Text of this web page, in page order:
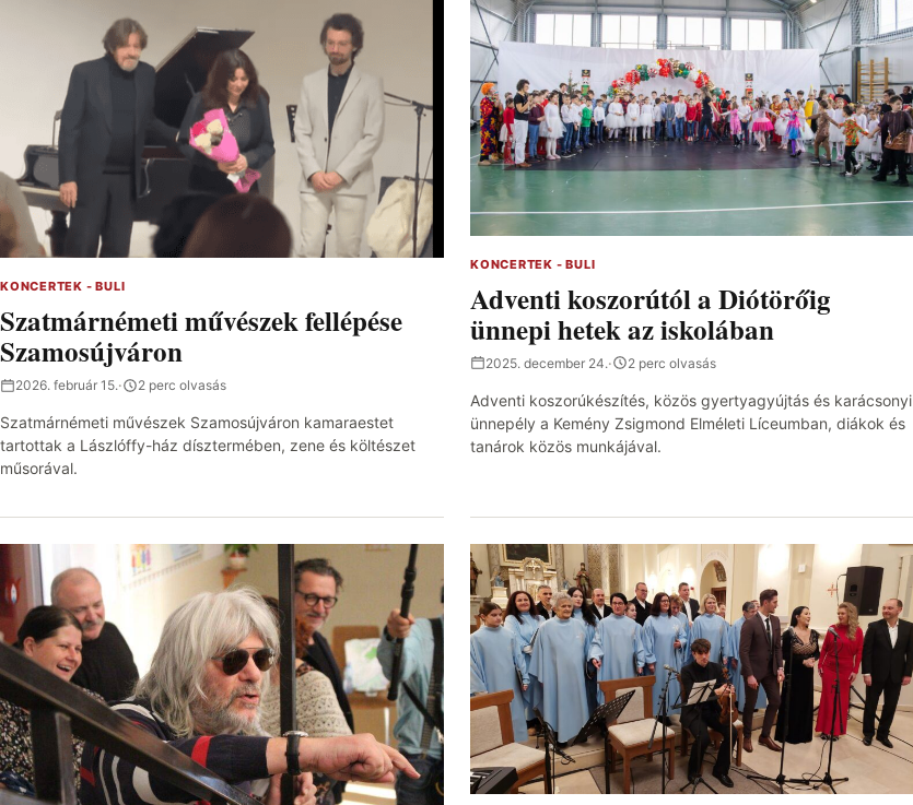
KONCERTEK - BULI
Szatmárnémeti művészek fellépése
Szamosújváron
2026. február 15.· 2 perc olvasás
Szatmárnémeti művészek Szamosújváron kamaraestet
tartottak a Lászlóffy-ház dísztermében, zene és költészet
műsorával.
KONCERTEK - BULI
Adventi koszorútól a Diótörőig
ünnepi hetek az iskolában
2025. december 24.· 2 perc olvasás
Adventi koszorúkészítés, közös gyertyagyújtás és karácsonyi
ünnepély a Kemény Zsigmond Elméleti Líceumban, diákok és
tanárok közös munkájával.